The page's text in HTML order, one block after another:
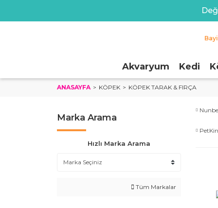
Akvaryum Kedi
ANASAYFA KÖPEK KÖPEK TARAK & FIRÇA
Marka Arama
Hızlı Marka Arama
Tüm Markalar